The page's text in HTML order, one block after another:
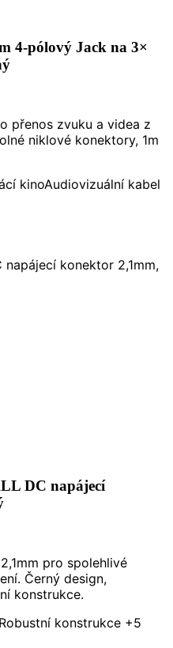
4-pólový Jack na 3×
přenos zvuku a videa z
niklové konektory, 1m
kinoAudiovizuální kabel
napájecí konektor 2,1mm,
DC napájecí
pro spolehlivé
Černý design,
konstrukce.
Robustní konstrukce +5